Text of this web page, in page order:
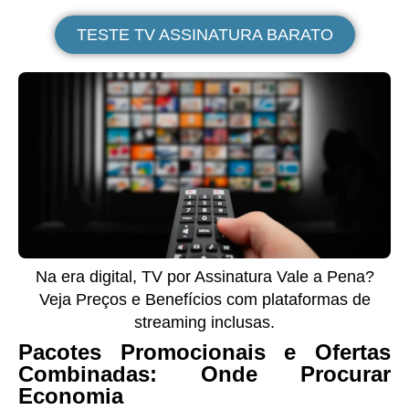
TESTE TV ASSINATURA BARATO
Na era digital, TV por Assinatura Vale a Pena?
Veja Preços e Benefícios com plataformas de
streaming inclusas.
Pacotes Promocionais e Ofertas
Combinadas: Onde Procurar
Economia